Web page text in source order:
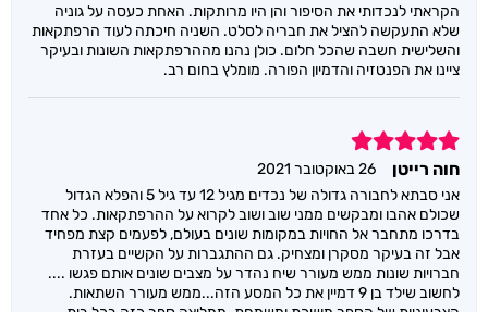
הקראתי לנכדותי את הסיפור והן היו מרותקות. האחת כעסה על גוניה
שלא התעקשה להציל את חבריה לסלט. השניה חיכתה לעוד הרפתקאות
והשלישית חשבה שהכל חלום. כולן נהנו מההרפתקאות השונות ובעיקר
ציינו את הפנטזיה והדמיון הפורה. מומלץ בחום רב.
5
חוה רייטן
26 באוקטובר 2021
אני סבתא לחבורה גדולה של נכדים מגיל 12 עד גיל 5 והפלא הגדול
שכולם אהבו ומבקשים ממני שוב ושוב לקרוא על ההרפתקאות. כל אחד
בדרכו מתחבר אל החויות במקומות שונים בעולם, לפעמים קצת מפחיד
אבל זה בעיקר מסקרן ומצחיק. גם ההתגברות על הקשיים בעזרת
חברויות שונות ממש מעורר שיח נהדר על מצבים שונים אותם פגשו ....
לחשוב שילד בן 9 דמיין את כל המסע הזה...ממש מעורר השתאות.